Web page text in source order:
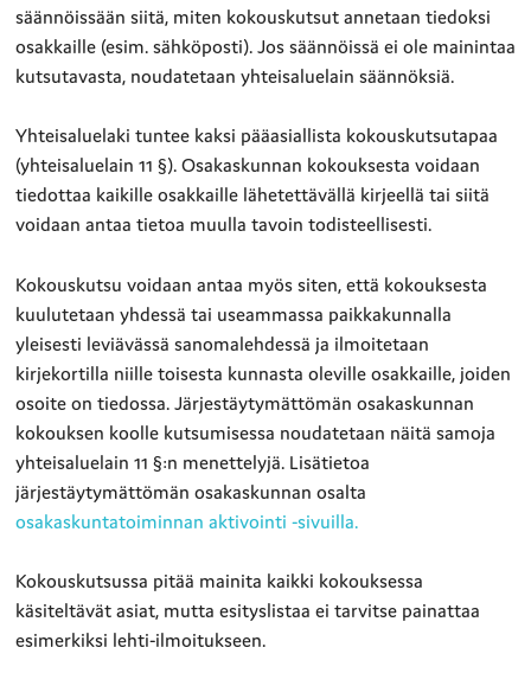
säännöissään siitä, miten kokouskutsut annetaan tiedoksi
osakkaille (esim. sähköposti). Jos säännöissä ei ole mainintaa
kutsutavasta, noudatetaan yhteisaluelain säännöksiä.
Yhteisaluelaki tuntee kaksi pääasiallista kokouskutsutapaa
(yhteisaluelain 11 §). Osakaskunnan kokouksesta voidaan
tiedottaa kaikille osakkaille lähetettävällä kirjeellä tai siitä
voidaan antaa tietoa muulla tavoin todisteellisesti.
Kokouskutsu voidaan antaa myös siten, että kokouksesta
kuulutetaan yhdessä tai useammassa paikkakunnalla
yleisesti leviävässä sanomalehdessä ja ilmoitetaan
kirjekortilla niille toisesta kunnasta oleville osakkaille, joiden
osoite on tiedossa. Järjestäytymättömän osakaskunnan
kokouksen koolle kutsumisessa noudatetaan näitä samoja
yhteisaluelain 11 §:n menettelyjä. Lisätietoa
järjestäytymättömän osakaskunnan osalta
osakaskuntatoiminnan aktivointi -sivuilla.
Kokouskutsussa pitää mainita kaikki kokouksessa
käsiteltävät asiat, mutta esityslistaa ei tarvitse painattaa
esimerkiksi lehti-ilmoitukseen.